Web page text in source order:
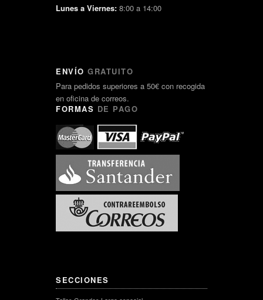
Lunes a Viernes: 8:00 a 14:00
ENVÍO GRATUITO
Para pedidos superiores a 50€ con recogida
en oficina de correos.
FORMAS DE PAGO
SECCIONES